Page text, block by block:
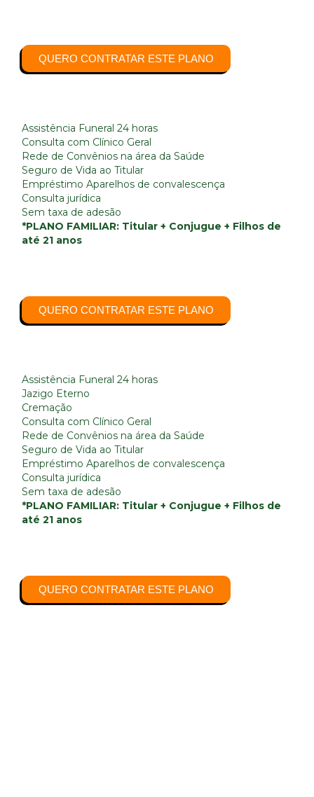
QUERO CONTRATAR ESTE PLANO
Assistência Funeral 24 horas
Consulta com Clínico Geral
Rede de Convênios na área da Saúde
Seguro de Vida ao Titular
Empréstimo Aparelhos de convalescença
Consulta jurídica
Sem taxa de adesão
*PLANO FAMILIAR: Titular + Conjugue + Filhos de
até 21 anos​
QUERO CONTRATAR ESTE PLANO
Assistência Funeral 24 horas
Jazigo Eterno
Cremação
Consulta com Clínico Geral
Rede de Convênios na área da Saúde
Seguro de Vida ao Titular
Empréstimo Aparelhos de convalescença
Consulta jurídica
Sem taxa de adesão
*PLANO FAMILIAR: Titular + Conjugue + Filhos de
até 21 anos​
QUERO CONTRATAR ESTE PLANO